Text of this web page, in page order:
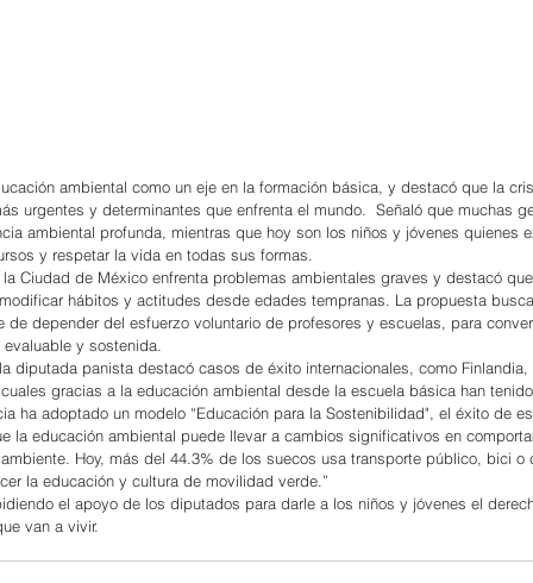
ambiental como un eje en la formación básica, y destacó que la
urgentes y determinantes que enfrenta el mundo.  Señaló que muchas
ambiental profunda, mientras que hoy son los niños y jóvenes quienes
y respetar la vida en todas sus formas.
Ciudad de México enfrenta problemas ambientales graves y destacó
hábitos y actitudes desde edades tempranas. La propuesta
de depender del esfuerzo voluntario de profesores y escuelas, para
y sostenida.
diputada panista destacó casos de éxito internacionales, como
gracias a la educación ambiental desde la escuela básica han
ha adoptado un modelo “Educación para la Sostenibilidad", el éxito de
la educación ambiental puede llevar a cambios significativos en
Hoy, más del 44.3% de los suecos usa transporte público, bici o
la educación y cultura de movilidad verde.”
el apoyo de los diputados para darle a los niños y jóvenes el
van a vivir.